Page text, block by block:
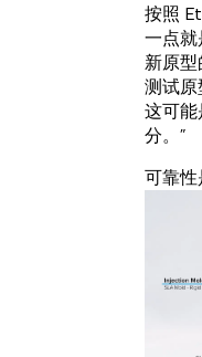
按照
一点
新原
测试
这可
分。”
可靠